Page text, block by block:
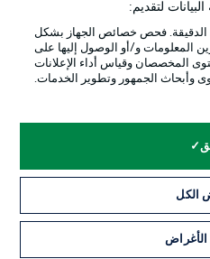
بيان الخصوصية
القنوات الناقلة
جهة النشر
لتقديم:
الدقيقة. فحص خصائص الجهاز بشكل
المعلومات و/أو الوصول إليها على
المخصصان وقياس أداء الإعلانات
وأبحاث الجمهور وتطوير الخدمات.
الكل